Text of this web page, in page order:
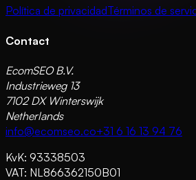
Política de privacidadTérminos de
Contact
EcomSEO B.V.
Industrieweg 13
7102 DX Winterswijk
Netherlands
info@ecomseo.co+31 6 16 13 94 76
KvK: 93338503
VAT: NL866362150B01